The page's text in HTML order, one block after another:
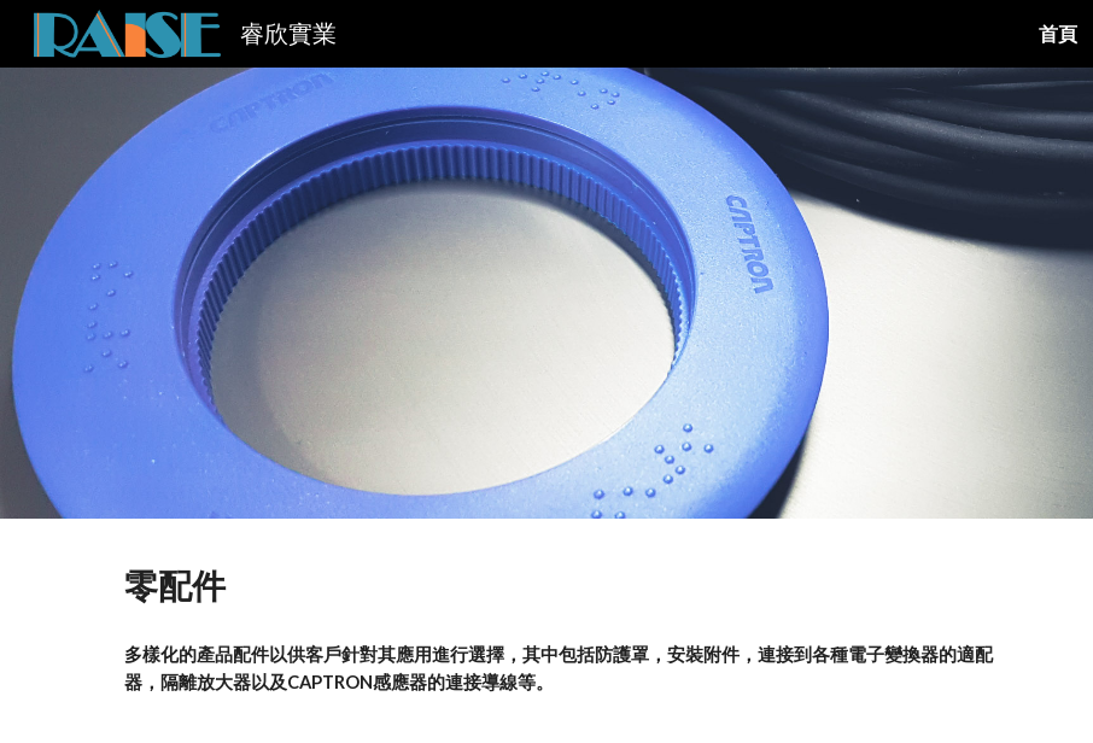
Skip to navigation
睿欣實業 首頁
零配件
多樣化的產品配件以供客戶針對其應用進行選擇，其中包括防護罩，安裝附件，連接到各種電子變換器的適配
器，隔離放大器以及CAPTRON感應器的連接導線等。